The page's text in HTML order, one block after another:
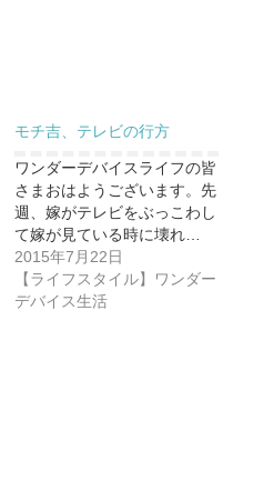
モチ吉、テレビの行方
ワンダーデバイスライフの皆
さまおはようございます。先
週、嫁がテレビをぶっこわし
て嫁が見ている時に壊れ…
2015年7月22日
【ライフスタイル】ワンダー
デバイス生活